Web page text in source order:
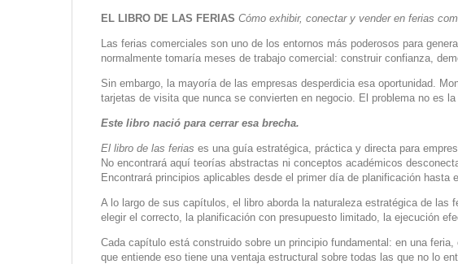
EL LIBRO DE LAS FERIAS Cómo exhibir, conectar y vender en ferias
Las ferias comerciales son uno de los entornos más poderosos para
normalmente tomaría meses de trabajo comercial: construir confianza,
Sin embargo, la mayoría de las empresas desperdicia esa oportunidad.
tarjetas de visita que nunca se convierten en negocio. El problema no es
Este libro nació para cerrar esa brecha.
El libro de las ferias es una guía estratégica, práctica y directa para
No encontrará aquí teorías abstractas ni conceptos académicos
Encontrará principios aplicables desde el primer día de planificación hasta
A lo largo de sus capítulos, el libro aborda la naturaleza estratégica de
elegir el correcto, la planificación con presupuesto limitado, la ejecución
Cada capítulo está construido sobre un principio fundamental: en una
que entiende eso tiene una ventaja estructural sobre todas las que no lo